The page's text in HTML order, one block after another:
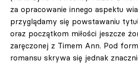
za opracowanie innego aspektu
przyglądamy się powstawaniu
oraz początkom miłości jeszcze
zaręczonej z Timem Ann. Pod
romansu skrywa się jednak